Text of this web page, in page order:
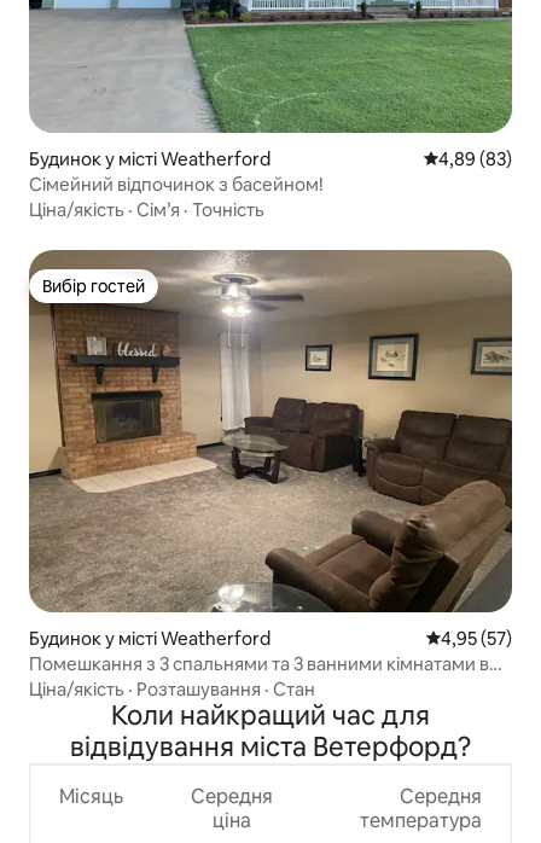
Будинок у місті Weatherford Середня
4,89 (83)
Сімейний відпочинок з басейном!
Ціна/якість · Сім’я · Точність
Вибір гостей
Вибір гостей
Будинок у місті Weatherford Середня
4,95 (57)
Помешкання з 3 спальнями та 3 ванними кімнатами в
тихому районі Уезерфорда, Оклахома
Ціна/якість · Розташування · Стан
Коли найкращий час для
відвідування міста Ветерфорд?
Місяць
Середня
ціна
Середня
температура